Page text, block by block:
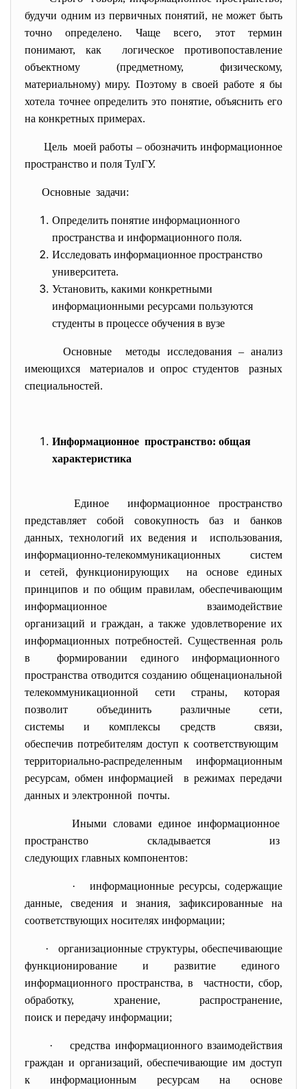
будучи одним из первичных понятий, не может быть
точно определено. Чаще всего, этот термин
понимают, как логическое противопоставление
объектному (предметному, физическому,
материальному) миру. Поэтому в своей работе я бы
хотела точнее определить это понятие, объяснить его
на конкретных примерах.
Цель моей работы – обозначить информационное
пространство и поля ТулГУ.
Основные задачи:
Определить понятие информационного
пространства и информационного поля.
Исследовать информационное пространство
университета.
Установить, какими конкретными
информационными ресурсами пользуются
студенты в процессе обучения в вузе
Основные методы исследования – анализ
имеющихся материалов и опрос студентов разных
специальностей.
Информационное пространство: общая
характеристика
Единое информационное пространство
представляет собой совокупность баз и банков
данных, технологий их ведения и использования,
информационно-телекоммуникационных систем
и сетей, функционирующих на основе единых
принципов и по общим правилам, обеспечивающим
информационное взаимодействие
организаций и граждан, а также удовлетворение их
информационных потребностей. Существенная роль
в формировании единого информационного
пространства отводится созданию общенациональной
телекоммуникационной сети страны, которая
позволит объединить различные сети,
системы и комплексы средств связи,
обеспечив потребителям доступ к соответствующим
территориально-распределенным информационным
ресурсам, обмен информацией в режимах передачи
данных и электронной почты.
Иными словами единое информационное
пространство складывается из
следующих главных компонентов:
· информационные ресурсы, содержащие
данные, сведения и знания, зафиксированные на
соответствующих носителях информации;
· организационные структуры, обеспечивающие
функционирование и развитие единого
информационного пространства, в частности, сбор,
обработку, хранение, распространение,
поиск и передачу информации;
· средства информационного взаимодействия
граждан и организаций, обеспечивающие им доступ
к информационным ресурсам на основе